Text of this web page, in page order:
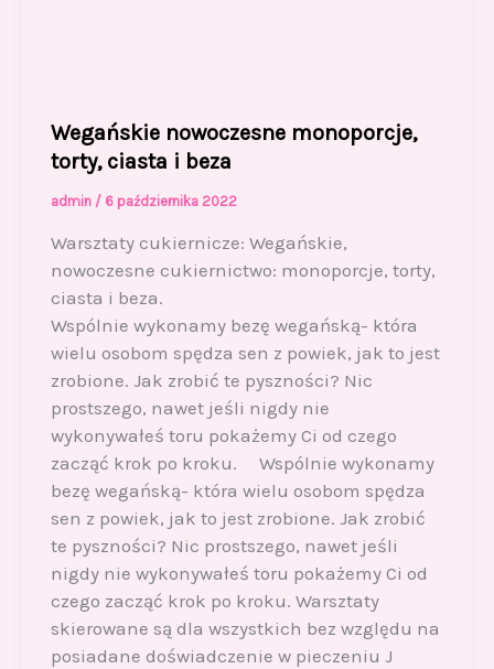
Wegańskie nowoczesne monoporcje,
torty, ciasta i beza
admin / 6 października 2022
Warsztaty cukiernicze: Wegańskie,
nowoczesne cukiernictwo: monoporcje, torty,
ciasta i beza.
Wspólnie wykonamy bezę wegańską- która
wielu osobom spędza sen z powiek, jak to jest
zrobione. Jak zrobić te pyszności? Nic
prostszego, nawet jeśli nigdy nie
wykonywałeś toru pokażemy Ci od czego
zacząć krok po kroku. Wspólnie wykonamy
bezę wegańską- która wielu osobom spędza
sen z powiek, jak to jest zrobione. Jak zrobić
te pyszności? Nic prostszego, nawet jeśli
nigdy nie wykonywałeś toru pokażemy Ci od
czego zacząć krok po kroku. Warsztaty
skierowane są dla wszystkich bez względu na
posiadane doświadczenie w pieczeniu J